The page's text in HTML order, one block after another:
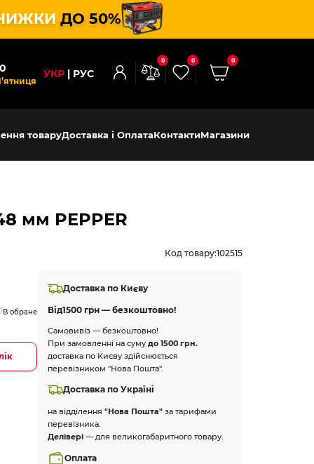
ДО 50%
УКР РУС
0 0 0
товаруДоставка і ОплатаКонтактиМагазини
мм PEPPER
Код товару:102515
В обране
Доставка по Києву
Від1500 грн — безкоштовно!
Самовивіз — безкоштовно!
При замовленні на сумудо 1500 грн.
доставка по Києву здійснюється
перевізником "Нова Пошта".
Доставка по Україні
на відділення"Нова Пошта"за тарифами
перевізника.
Делівері — для великогабаритного товару.
Оплата